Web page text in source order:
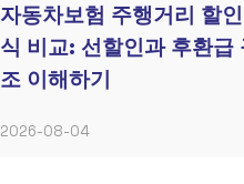
자동차보험 주행거리 할
식 비교: 선할인과 후환급
조 이해하기
2026-08-04